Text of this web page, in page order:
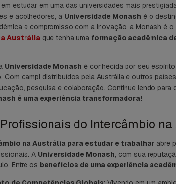
estudar em uma das universidades mais
e acolhedores, a Universidade Monash é o
e compromisso com a inovação, a Monash é o
Austrália que tenha uma formação acadêmica
Universidade Monash é conhecida por seu
Com campi distribuídos pela Austrália e outros
pesquisa e colaboração. Continue lendo para
é uma experiência transformadora!
do Intercâmbio
na Austrália para estudar e trabalhar abre
A Universidade Monash, com sua
Entre os benefícios de uma experiência